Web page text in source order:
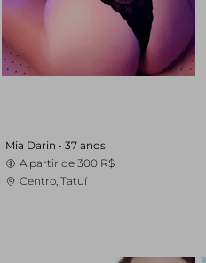
Mia Darin • 37 anos
A partir de 300 R$
Centro, Tatuí